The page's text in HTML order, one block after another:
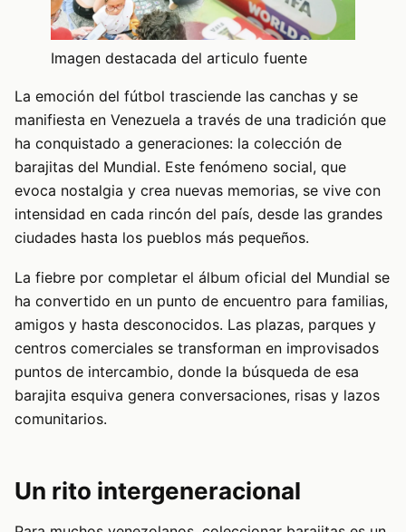
Imagen destacada del articulo fuente
La emoción del fútbol trasciende las canchas y se
manifiesta en Venezuela a través de una tradición que
ha conquistado a generaciones: la colección de
barajitas del Mundial. Este fenómeno social, que
evoca nostalgia y crea nuevas memorias, se vive con
intensidad en cada rincón del país, desde las grandes
ciudades hasta los pueblos más pequeños.
La fiebre por completar el álbum oficial del Mundial se
ha convertido en un punto de encuentro para familias,
amigos y hasta desconocidos. Las plazas, parques y
centros comerciales se transforman en improvisados
puntos de intercambio, donde la búsqueda de esa
barajita esquiva genera conversaciones, risas y lazos
comunitarios.
Un rito intergeneracional